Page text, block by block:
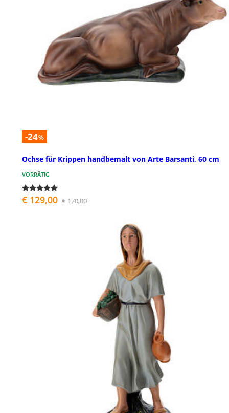
-24%
Ochse für Krippen handbemalt von Arte Barsanti, 60 cm
VORRÄTIG
€ 129,00 € 170,00